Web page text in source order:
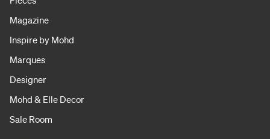
Magazine
Inspire by Mohd
Marques
Designer
Mohd & Elle Decor
Sale Room